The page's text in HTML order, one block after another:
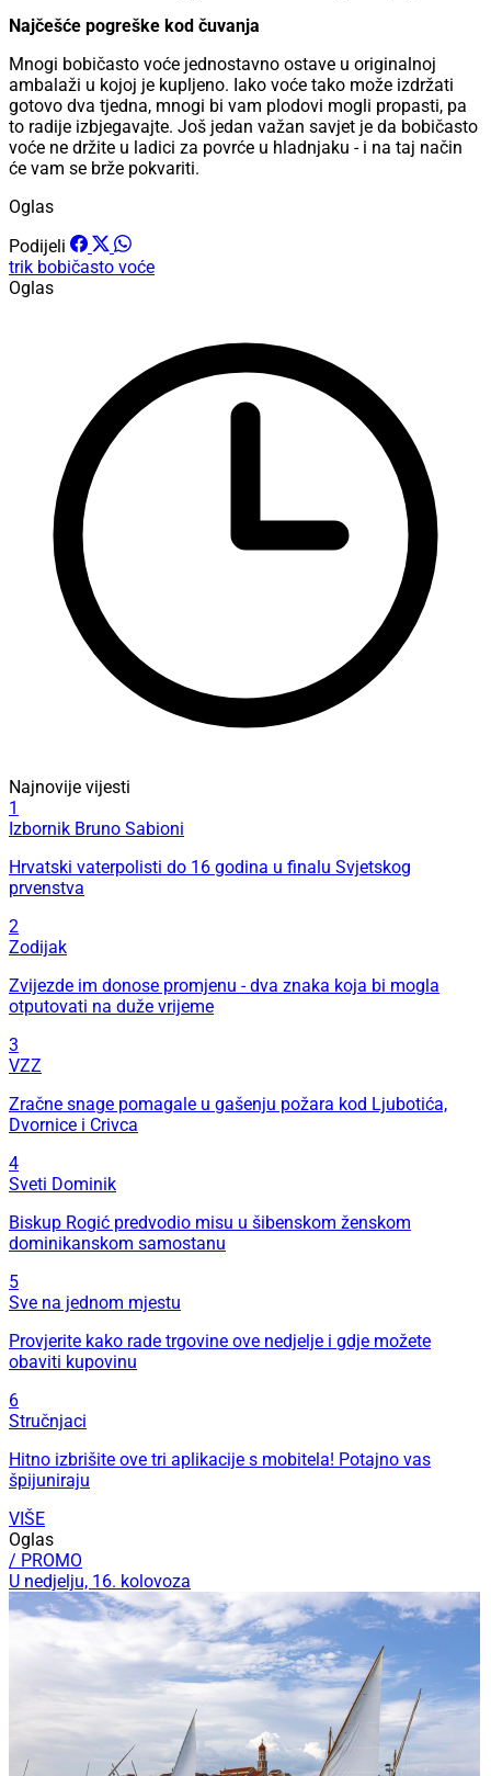
Najčešće pogreške kod čuvanja
Mnogi bobičasto voće jednostavno ostave u originalnoj
ambalaži u kojoj je kupljeno. Iako voće tako može izdržati
gotovo dva tjedna, mnogi bi vam plodovi mogli propasti, pa
to radije izbjegavajte. Još jedan važan savjet je da bobičasto
voće ne držite u ladici za povrće u hladnjaku - i na taj način
će vam se brže pokvariti.
Oglas
Podijeli
trik bobičasto voće
Oglas
Najnovije vijesti
1
Izbornik Bruno Sabioni
Hrvatski vaterpolisti do 16 godina u finalu Svjetskog
prvenstva
2
Zodijak
Zvijezde im donose promjenu - dva znaka koja bi mogla
otputovati na duže vrijeme
3
VZZ
Zračne snage pomagale u gašenju požara kod Ljubotića,
Dvornice i Crivca
4
Sveti Dominik
Biskup Rogić predvodio misu u šibenskom ženskom
dominikanskom samostanu
5
Sve na jednom mjestu
Provjerite kako rade trgovine ove nedjelje i gdje možete
obaviti kupovinu
6
Stručnjaci
Hitno izbrišite ove tri aplikacije s mobitela! Potajno vas
špijuniraju
VIŠE
Oglas
/ PROMO
U nedjelju, 16. kolovoza